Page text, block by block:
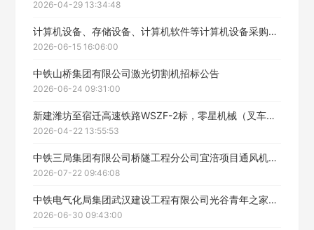
2026-04-29 13:34:48
计算机设备、存储设备、计算机软件等计算机设备采购项目(三次)招标公告
2026-06-15 16:06:00
中铁山桥集团有限公司激光切割机招标公告
2026-06-24 09:31:00
新建潍坊至宿迁高速铁路WSZF-2标，零星机械（叉车、挖掘机、铲车）租赁招标公告
2026-04-22 13:55:53
中铁三局集团有限公司桥隧工程分公司宜涪项目通风机二次招标招标公告
2026-07-22 09:46:08
中铁电气化局集团武汉建设工程有限公司光谷青年之家阵地功能提升项目装修材料及设备包件采购招标公告
2026-06-30 09:43:00